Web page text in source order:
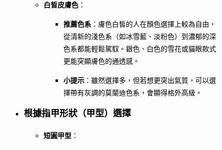
白皙皮膚色 ：
推薦色系 ：膚色白皙的人在顏色選擇上較為自由，
從清新的淺色系（如冰雪藍、淡粉色）到濃郁的深
色系都能輕鬆駕馭。銀色、白色的雪花或貓眼款式
更能突顯膚色的通透感。
小提示 ：雖然選擇多，但若想更突出氣質，可以選
擇帶有灰調的莫蘭迪色系，會顯得格外高級。
根據指甲形狀（甲型）選擇
短圓甲型 ：